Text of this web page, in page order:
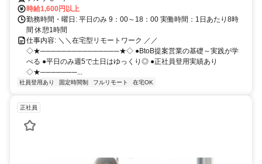
時給1,600円以上
勤務時間・曜日: 平日のみ 9：00～18：00 実働時間：1日あたり8時
間 休憩1時間
仕事内容: ＼＼在宅型リモートワーク ／／
◇★───────────────★◇ ●BtoB提案営業の基礎～実践が学
べる ●平日のみ週5で土日はゆっくり◎ ●正社員登用実績あり
◇★───────...
社員登用あり 固定時間制 フルリモート 在宅OK
正社員